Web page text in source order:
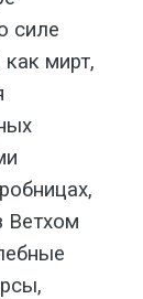
силе
как мирт,
Ветхом